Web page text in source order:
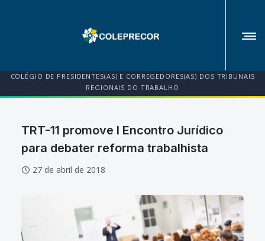
COLÉGIO DE PRESIDENTES(AS) E CORREGEDORES(AS) DOS TRIBUNAIS
REGIONAIS DO TRABALHO
TRT-11 promove I Encontro Jurídico
para debater reforma trabalhista
27 de abril de 2018